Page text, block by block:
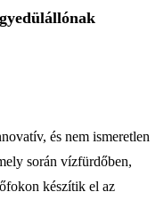
és nem ismeretlen
során vízfürdőben,
készítik el az